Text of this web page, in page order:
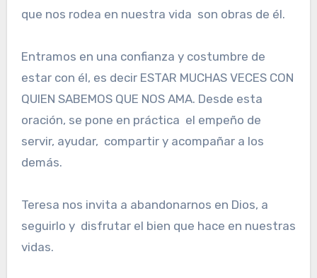
que nos rodea en nuestra vida son obras de él.
Entramos en una confianza y costumbre de
estar con él, es decir ESTAR MUCHAS VECES CON
QUIEN SABEMOS QUE NOS AMA. Desde esta
oración, se pone en práctica el empeño de
servir, ayudar, compartir y acompañar a los
demás.
Teresa nos invita a abandonarnos en Dios, a
seguirlo y disfrutar el bien que hace en nuestras
vidas.